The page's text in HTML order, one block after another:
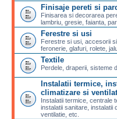
Finisaje pereti si
Finisarea si decorarea
lambriu, gresie, faianta,
Ferestre si usi
Ferestre si usi, accesorii
feronerie, glafuri, rolete,
Textile
Perdele, draperii, sisteme
Instalatii termice,
climatizare si
Instalatii termice, centrale
instalatii sanitare, instalatii
ventilatie, etc.